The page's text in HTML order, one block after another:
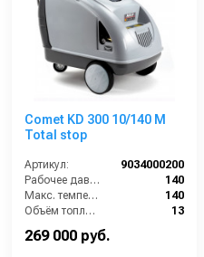
Comet KD 300 10/140 M
Total stop
Артикул:
9034000200
Рабочее давление (бар):
140
Макс. температура горячей воды (°C):
140
Объём топливного бака (л):
13
269 000 руб.